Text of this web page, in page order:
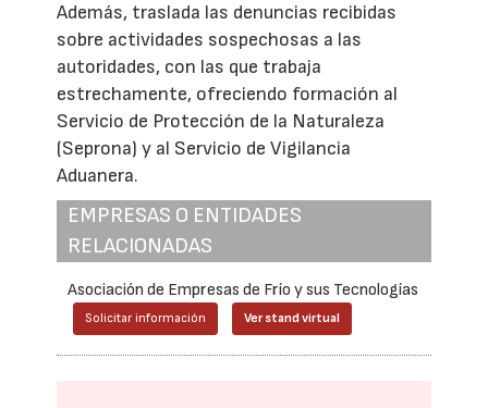
Además, traslada las denuncias recibidas
sobre actividades sospechosas a las
autoridades, con las que trabaja
estrechamente, ofreciendo formación al
Servicio de Protección de la Naturaleza
(Seprona) y al Servicio de Vigilancia
Aduanera.
EMPRESAS O ENTIDADES
RELACIONADAS
Asociación de Empresas de Frío y sus Tecnologías
Solicitar información Ver stand virtual